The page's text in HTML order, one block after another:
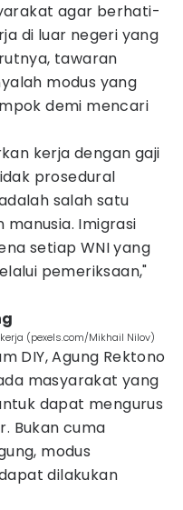
agar berhati-
di luar negeri yang
tawaran
modus yang
demi mencari
kerja dengan gaji
prosedural
salah satu
manusia. Imigrasi
setiap WNI yang
pemeriksaan,"
(pexels.com/Mikhail Nilov)
DIY, Agung Rektono
masyarakat yang
dapat mengurus
Bukan cuma
modus
dilakukan